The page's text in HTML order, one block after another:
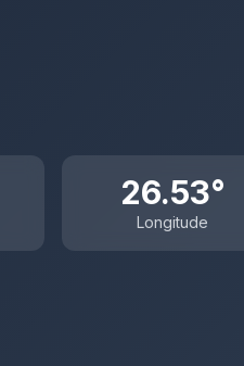
26.53°
Longitude